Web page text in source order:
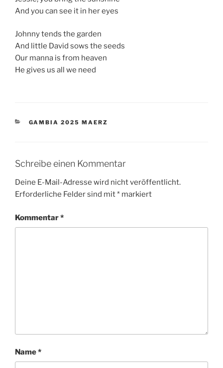
And you can see it in her eyes
Johnny tends the garden
And little David sows the seeds
Our manna is from heaven
He gives us all we need
KATEGORIEN
GAMBIA 2025 MAERZ
Schreibe einen Kommentar
Deine E-Mail-Adresse wird nicht veröffentlicht.
Erforderliche Felder sind mit* markiert
Kommentar*
Name*